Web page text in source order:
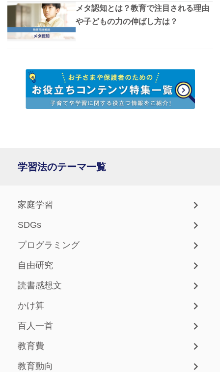
メタ認知とは？教育で注目される理由
や子どもの力の伸ばし方は？
学習法のテーマ一覧
家庭学習
SDGs
プログラミング
自由研究
読書感想文
かけ算
百人一首
教育費
教育動向